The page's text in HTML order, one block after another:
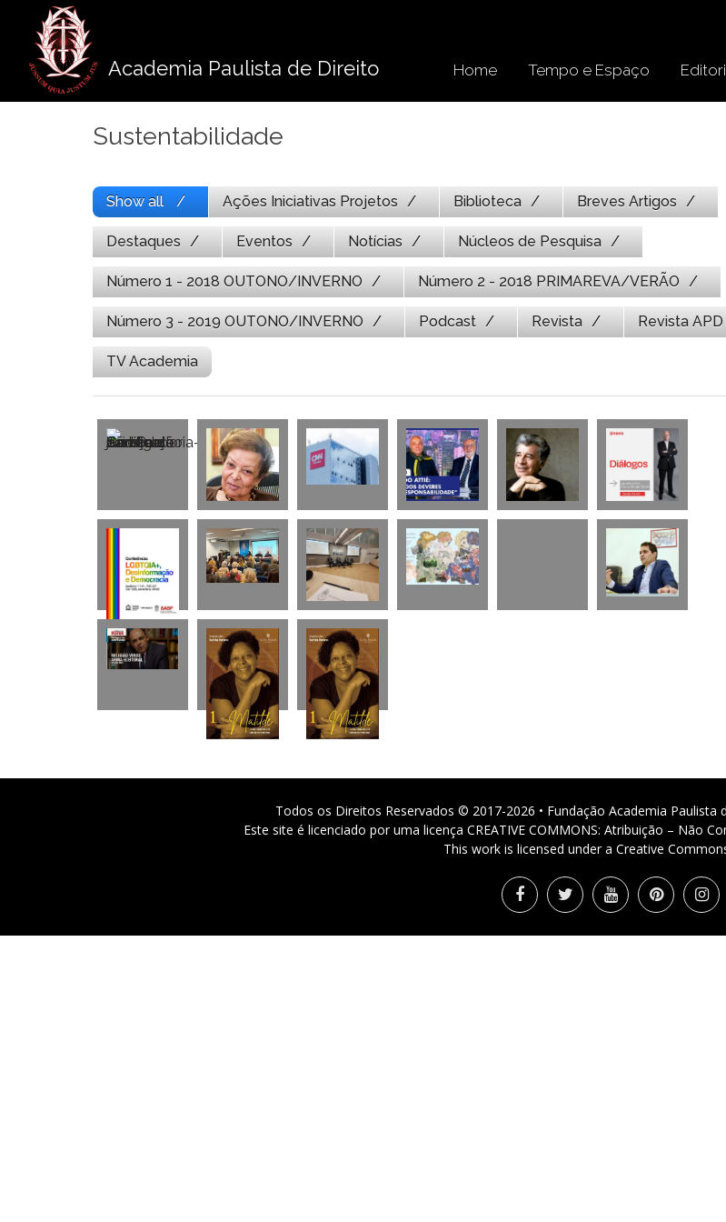
conteúdo
Academia Paulista de Direito Home Tempo e Espaço
Sustentabilidade
Show all Ações Iniciativas Projetos Biblioteca Breves Artigos
Destaques Eventos Notícias Núcleos de Pesquisa
Número 1 - 2018 OUTONO/INVERNO Número 2 - 2018 PRIMAREVA/VERÃO
Número 3 - 2019 OUTONO/INVERNO Podcast Revista Revista APD
TV Academia
Todos os Direitos Reservados © 2017-2026 • Fundação Academia Paulista
Este site é licenciado por uma licença CREATIVE COMMONS: Atribuição – Não
This work is licensed under a Creative